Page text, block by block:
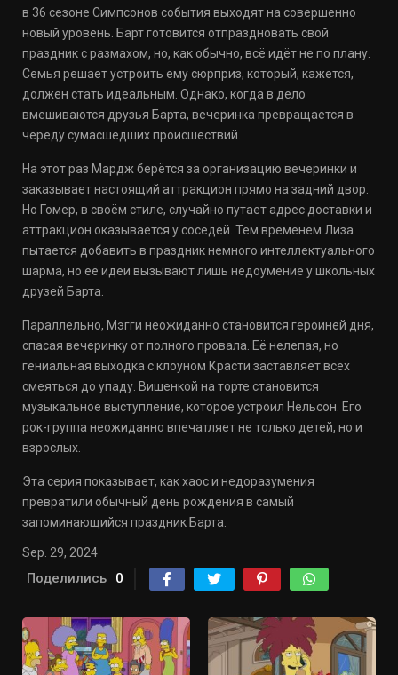
в 36 сезоне Симпсонов события выходят на совершенно
новый уровень. Барт готовится отпраздновать свой
праздник с размахом, но, как обычно, всё идёт не по плану.
Семья решает устроить ему сюрприз, который, кажется,
должен стать идеальным. Однако, когда в дело
вмешиваются друзья Барта, вечеринка превращается в
череду сумасшедших происшествий.
На этот раз Мардж берётся за организацию вечеринки и
заказывает настоящий аттракцион прямо на задний двор.
Но Гомер, в своём стиле, случайно путает адрес доставки и
аттракцион оказывается у соседей. Тем временем Лиза
пытается добавить в праздник немного интеллектуального
шарма, но её идеи вызывают лишь недоумение у школьных
друзей Барта.
Параллельно, Мэгги неожиданно становится героиней дня,
спасая вечеринку от полного провала. Её нелепая, но
гениальная выходка с клоуном Красти заставляет всех
смеяться до упаду. Вишенкой на торте становится
музыкальное выступление, которое устроил Нельсон. Его
рок-группа неожиданно впечатляет не только детей, но и
взрослых.
Эта серия показывает, как хаос и недоразумения
превратили обычный день рождения в самый
запоминающийся праздник Барта.
Sep. 29, 2024
Поделились 0